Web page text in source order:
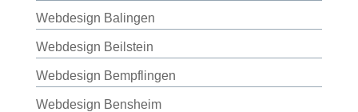
Webdesign Balingen
Webdesign Beilstein
Webdesign Bempflingen
Webdesign Bensheim